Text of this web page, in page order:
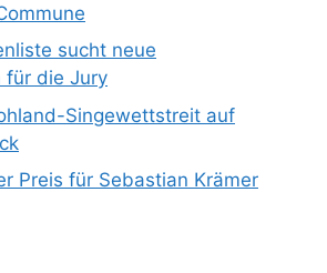
sucht neue
für die Jury
Singewettstreit auf
Preis für Sebastian Krämer